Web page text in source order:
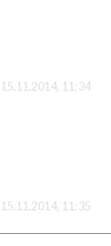
15.11.2014, 11:34
15.11.2014, 11:35